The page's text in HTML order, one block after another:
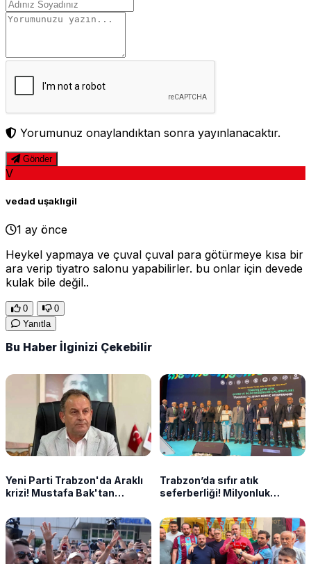
Yorumunuz onaylandıktan sonra yayınlanacaktır.
Gönder
V
vedad uşaklıgil
1 ay önce
Heykel yapmaya ve çuval çuval para götürmeye kısa bir
ara verip tiyatro salonu yapabilirler. bu onlar için devede
kulak bile değil..
0
0
Yanıtla
Bu Haber İlginizi Çekebilir
Yeni Parti Trabzon'da Araklı
krizi! Mustafa Bak'tan
Trabzon’da sıfır atık
seferberliği! Milyonluk